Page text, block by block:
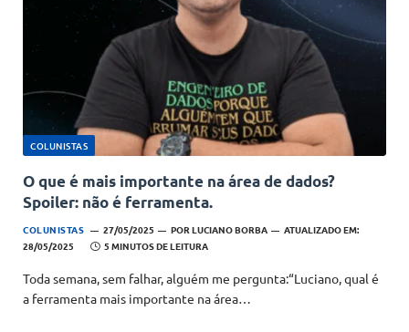
COLUNISTAS
O que é mais importante na área de dados?
Spoiler: não é ferramenta.
COLUNISTAS 27/05/2025 POR LUCIANO BORBA
ATUALIZADO EM:
28/05/2025
5 MINUTOS DE LEITURA
Toda semana, sem falhar, alguém me pergunta:“Luciano, qual é
a ferramenta mais importante na área…